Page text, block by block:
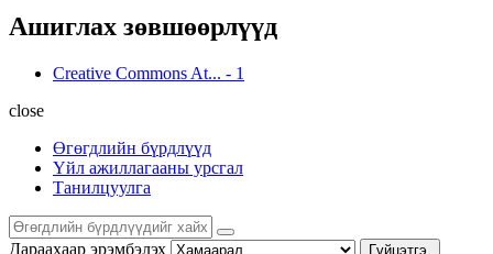
Ашиглах зөвшөөрлүүд
Creative Commons At... - 1
close
Өгөгдлийн бүрдлүүд
Үйл ажиллагааны урсгал
Танилцуулга
Дараахаар эрэмбэлэх Гүйцэтгэ.